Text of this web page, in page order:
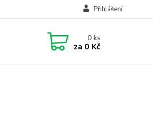
Přihlášení
0ks
za 0 Kč